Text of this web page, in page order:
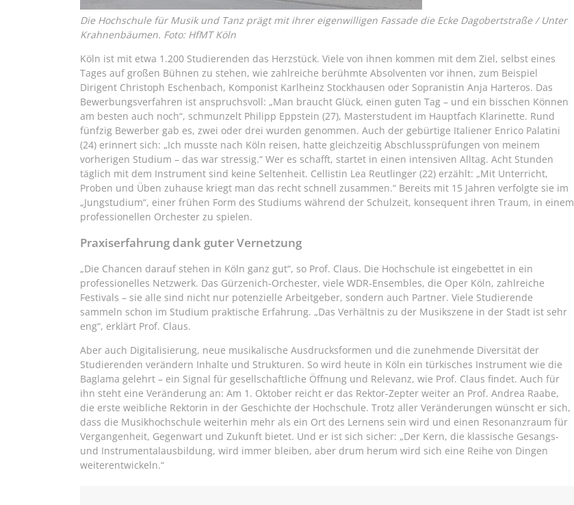
Die Hochschule für Musik und Tanz prägt mit ihrer eigenwilligen Fassade die Ecke Dagobertstraße / Unter
Krahnenbäumen. Foto: HfMT Köln
Köln ist mit etwa 1.200 Studierenden das Herzstück. Viele von ihnen kommen mit dem Ziel, selbst eines
Tages auf großen Bühnen zu stehen, wie zahlreiche berühmte Absolventen vor ihnen, zum Beispiel
Dirigent Christoph Eschenbach, Komponist Karlheinz Stockhausen oder Sopranistin Anja Harteros. Das
Bewerbungsverfahren ist anspruchsvoll: „Man braucht Glück, einen guten Tag – und ein bisschen Können
am besten auch noch“, schmunzelt Philipp Eppstein (27), Masterstudent im Hauptfach Klarinette. Rund
fünfzig Bewerber gab es, zwei oder drei wurden genommen. Auch der gebürtige Italiener Enrico Palatini
(24) erinnert sich: „Ich musste nach Köln reisen, hatte gleichzeitig Abschlussprüfungen von meinem
vorherigen Studium – das war stressig.“ Wer es schafft, startet in einen intensiven Alltag. Acht Stunden
täglich mit dem Instrument sind keine Seltenheit. Cellistin Lea Reutlinger (22) erzählt: „Mit Unterricht,
Proben und Üben zuhause kriegt man das recht schnell zusammen.“ Bereits mit 15 Jahren verfolgte sie im
„Jungstudium“, einer frühen Form des Studiums während der Schulzeit, konsequent ihren Traum, in einem
professionellen Orchester zu spielen.
Praxiserfahrung dank guter Vernetzung
„Die Chancen darauf stehen in Köln ganz gut“, so Prof. Claus. Die Hochschule ist eingebettet in ein
professionelles Netzwerk. Das Gürzenich-Orchester, viele WDR-Ensembles, die Oper Köln, zahlreiche
Festivals – sie alle sind nicht nur potenzielle Arbeitgeber, sondern auch Partner. Viele Studierende
sammeln schon im Studium praktische Erfahrung. „Das Verhältnis zu der Musikszene in der Stadt ist sehr
eng“, erklärt Prof. Claus.
Aber auch Digitalisierung, neue musikalische Ausdrucksformen und die zunehmende Diversität der
Studierenden verändern Inhalte und Strukturen. So wird heute in Köln ein türkisches Instrument wie die
Baglama gelehrt – ein Signal für gesellschaftliche Öffnung und Relevanz, wie Prof. Claus findet. Auch für
ihn steht eine Veränderung an: Am 1. Oktober reicht er das Rektor-Zepter weiter an Prof. Andrea Raabe,
die erste weibliche Rektorin in der Geschichte der Hochschule. Trotz aller Veränderungen wünscht er sich,
dass die Musikhochschule weiterhin mehr als ein Ort des Lernens sein wird und einen Resonanzraum für
Vergangenheit, Gegenwart und Zukunft bietet. Und er ist sich sicher: „Der Kern, die klassische Gesangs-
und Instrumentalausbildung, wird immer bleiben, aber drum herum wird sich eine Reihe von Dingen
weiterentwickeln.“